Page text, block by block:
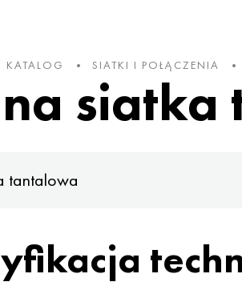
KATALOG SIATKI I POŁĄCZENIA
tantalowa